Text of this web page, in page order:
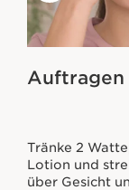
Auftragen
Tränke 2
Lotion und
über Gesicht